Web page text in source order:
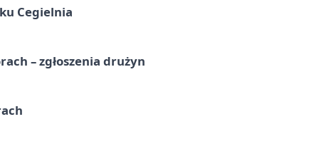
Cegielnia
– zgłoszenia drużyn